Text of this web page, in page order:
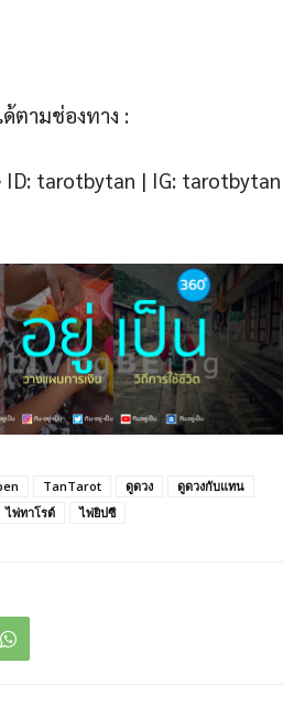
ตามช่องทาง :
ID: tarotbytan | IG: tarotbytan
TanTarot ดูดวง
ดูดวงกับแทน
ไพ่ทาโรต์ ไพ่ยิปซี